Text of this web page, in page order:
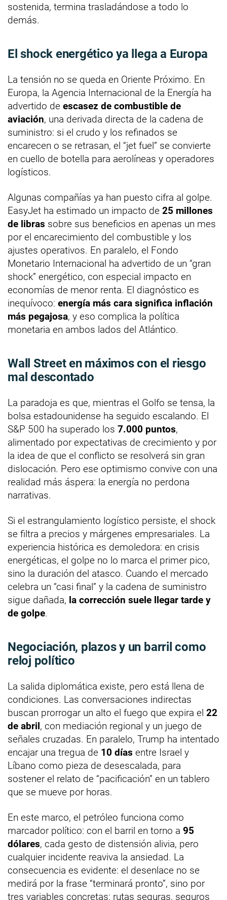
sostenida, termina trasladándose a todo lo
demás.
El shock energético ya llega a Europa
La tensión no se queda en Oriente Próximo. En
Europa, la Agencia Internacional de la Energía ha
advertido de escasez de combustible de
aviación, una derivada directa de la cadena de
suministro: si el crudo y los refinados se
encarecen o se retrasan, el “jet fuel” se convierte
en cuello de botella para aerolíneas y operadores
logísticos.
Algunas compañías ya han puesto cifra al golpe.
EasyJet ha estimado un impacto de 25 millones
de libras sobre sus beneficios en apenas un mes
por el encarecimiento del combustible y los
ajustes operativos. En paralelo, el Fondo
Monetario Internacional ha advertido de un “gran
shock” energético, con especial impacto en
economías de menor renta. El diagnóstico es
inequívoco: energía más cara significa inflación
más pegajosa, y eso complica la política
monetaria en ambos lados del Atlántico.
Wall Street en máximos con el riesgo
mal descontado
La paradoja es que, mientras el Golfo se tensa, la
bolsa estadounidense ha seguido escalando. El
S&P 500 ha superado los 7.000 puntos,
alimentado por expectativas de crecimiento y por
la idea de que el conflicto se resolverá sin gran
dislocación. Pero ese optimismo convive con una
realidad más áspera: la energía no perdona
narrativas.
Si el estrangulamiento logístico persiste, el shock
se filtra a precios y márgenes empresariales. La
experiencia histórica es demoledora: en crisis
energéticas, el golpe no lo marca el primer pico,
sino la duración del atasco. Cuando el mercado
celebra un “casi final” y la cadena de suministro
sigue dañada, la corrección suele llegar tarde y
de golpe.
Negociación, plazos y un barril como
reloj político
La salida diplomática existe, pero está llena de
condiciones. Las conversaciones indirectas
buscan prorrogar un alto el fuego que expira el 22
de abril, con mediación regional y un juego de
señales cruzadas. En paralelo, Trump ha intentado
encajar una tregua de 10 días entre Israel y
Líbano como pieza de desescalada, para
sostener el relato de “pacificación” en un tablero
que se mueve por horas.
En este marco, el petróleo funciona como
marcador político: con el barril en torno a 95
dólares, cada gesto de distensión alivia, pero
cualquier incidente reaviva la ansiedad. La
consecuencia es evidente: el desenlace no se
medirá por la frase “terminará pronto”, sino por
tres variables concretas: rutas seguras, seguros